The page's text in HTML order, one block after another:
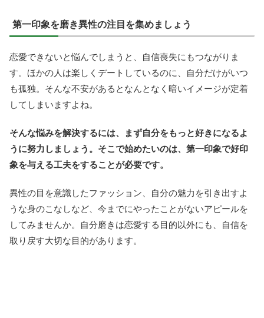
第一印象を磨き異性の注目を集めましょう
恋愛できないと悩んでしまうと、自信喪失にもつながりま
す。ほかの人は楽しくデートしているのに、自分だけがいつ
も孤独。そんな不安があるとなんとなく暗いイメージが定着
してしまいますよね。
そんな悩みを解決するには、まず自分をもっと好きになるよ
うに努力しましょう。そこで始めたいのは、第一印象で好印
象を与える工夫をすることが必要です。
異性の目を意識したファッション、自分の魅力を引き出すよ
うな身のこなしなど、今までにやったことがないアピールを
してみませんか。自分磨きは恋愛する目的以外にも、自信を
取り戻す大切な目的があります。